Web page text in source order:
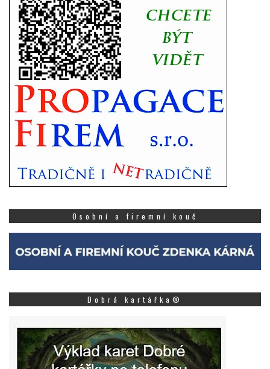
Osobní a firemní kouč
Dobrá kartářka®